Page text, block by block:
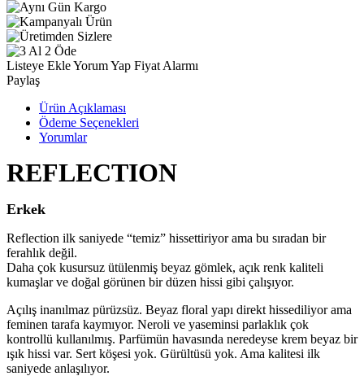
Listeye EkleYorum Yap Fiyat Alarmı
Paylaş
Ürün Açıklaması
Ödeme Seçenekleri
Yorumlar
REFLECTION
Erkek
Reflection ilk saniyede “temiz” hissettiriyor ama bu sıradan bir
ferahlık değil.
Daha çok kusursuz ütülenmiş beyaz gömlek, açık renk kaliteli
kumaşlar ve doğal görünen bir düzen hissi gibi çalışıyor.
Açılış inanılmaz pürüzsüz. Beyaz floral yapı direkt hissediliyor ama
feminen tarafa kaymıyor. Neroli ve yaseminsi parlaklık çok
kontrollü kullanılmış. Parfümün havasında neredeyse krem beyaz bir
ışık hissi var. Sert köşesi yok. Gürültüsü yok. Ama kalitesi ilk
saniyede anlaşılıyor.